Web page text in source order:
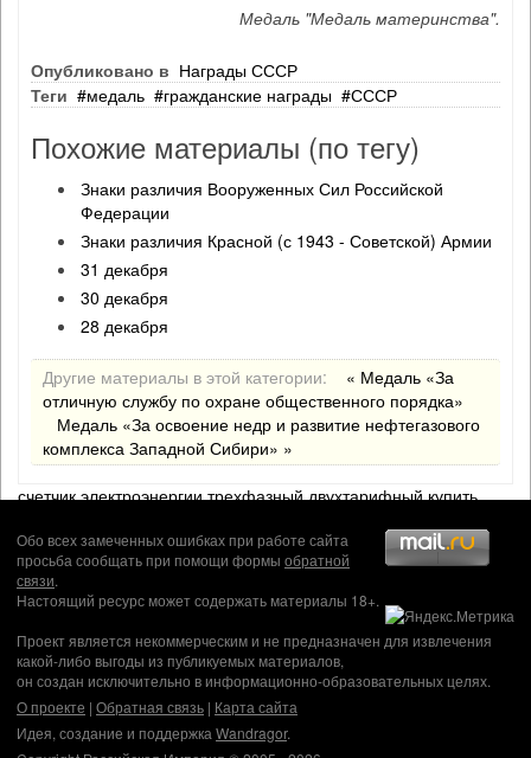
Медаль "Медаль материнства".
Опубликовано в Награды СССР
Теги
медаль гражданские награды СССР
Похожие материалы (по тегу)
Знаки различия Вооруженных Сил Российской
Федерации
Знаки различия Красной (с 1943 - Советской) Армии
31 декабря
30 декабря
28 декабря
Другие материалы в этой категории:
« Медаль «За
отличную службу по охране общественного порядка»
Медаль «За освоение недр и развитие нефтегазового
комплекса Западной Сибири» »
счетчик электроэнергии трехфазный двухтарифный купить
Обо всех замеченных ошибках при работе сайта
просьба сообщать при помощи формы обратной
связи.
Настоящий ресурс может содержать материалы 18+.
Проект является некоммерческим и не предназначен для извлечения
какой-либо выгоды из публикуемых материалов,
он создан исключительно в информационно-образовательных целях.
О проекте | Обратная связь | Карта сайта
Идея, создание и поддержка Wandragor.